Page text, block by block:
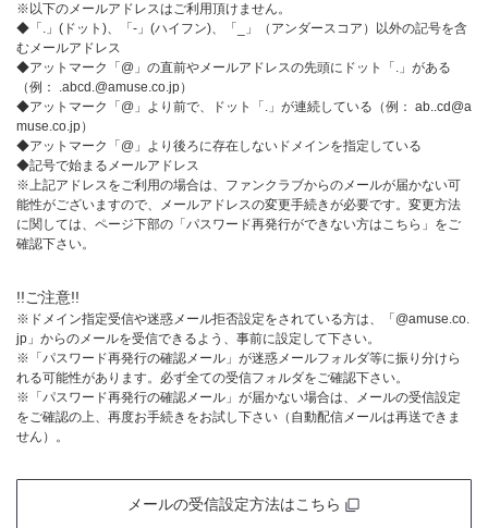
※ 以下のメールアドレスはご利用頂けません。
◆「.」(ドット)、「-」(ハイフン)、「_」（アンダースコア）以外の記号を含
むメールアドレス
◆アットマーク「@」の直前やメールアドレスの先頭にドット「.」がある
（例： .abcd.@amuse.co.jp）
◆アットマーク「@」より前で、ドット「.」が連続している（例： ab..cd@a
muse.co.jp）
◆アットマーク「@」より後ろに存在しないドメインを指定している
◆記号で始まるメールアドレス
※上記アドレスをご利用の場合は、ファンクラブからのメールが届かない可
能性がございますので、メールアドレスの変更手続きが必要です。変更方法
に関しては、ページ下部の「パスワード再発行ができない方はこちら」をご
確認下さい。
!!ご注意!!
※ ドメイン指定受信や迷惑メール拒否設定をされている方は、「@amuse.co.
jp」からのメールを受信できるよう、事前に設定して下さい。
※ 「パスワード再発行の確認メール」が迷惑メールフォルダ等に振り分けら
れる可能性があります。必ず全ての受信フォルダをご確認下さい。
※ 「パスワード再発行の確認メール」が届かない場合は、メールの受信設定
をご確認の上、再度お手続きをお試し下さい（自動配信メールは再送できま
せん）。
メールの受信設定方法はこちら